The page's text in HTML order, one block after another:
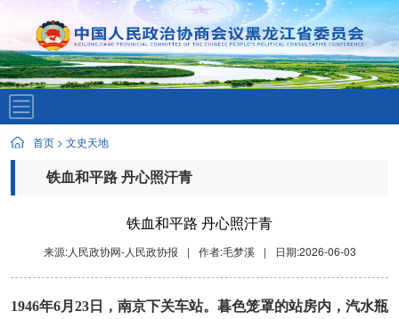
首页 > 文史天地
铁血和平路 丹心照汗青
铁血和平路 丹心照汗青
来源:人民政协网-人民政协报
| 作者:毛梦溪 | 日期:2026-06-03
1946年6月23日，南京下关车站。暮色笼罩的站房内，汽水瓶